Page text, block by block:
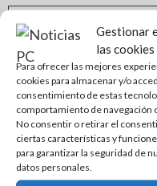
Gestionar
las cookies
Para ofrecer las mejores
cookies para almacenar y/o
consentimiento de estas
comportamiento de navegación
No consentir o retirar el
ciertas características y
para garantizar la seguridad de
datos personales.
GOBIERNO DE
GUARDIA ESTATAL
INFRAESTRUCTURA
INFRAESTRUCTURA